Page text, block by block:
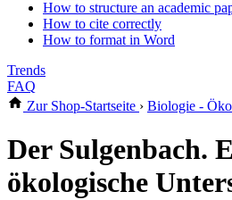
How to structure an academic
How to cite correctly
How to format in Word
Trends
FAQ
Zur Shop-Startseite › Biologie -
Der Sulgenbach.
ökologische